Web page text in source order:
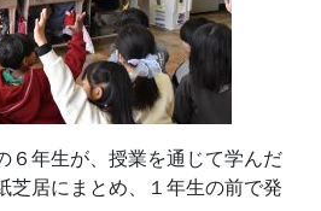
年生が、授業を通じて学んだ
芝居にまとめ、１年生の前で発